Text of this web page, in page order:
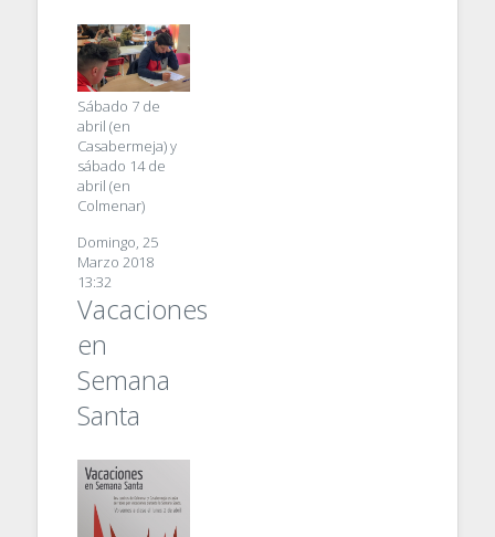
Sábado 7 de
abril (en
Casabermeja) y
sábado 14 de
abril (en
Colmenar)
Domingo, 25
Marzo 2018
13:32
Vacaciones
en
Semana
Santa